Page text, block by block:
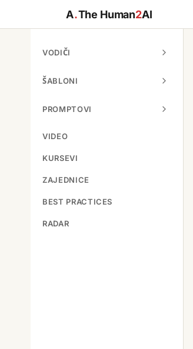
A.The Human2AI
VODIČI
ŠABLONI
PROMPTOVI
VIDEO
KURSEVI
ZAJEDNICE
BEST PRACTICES
RADAR